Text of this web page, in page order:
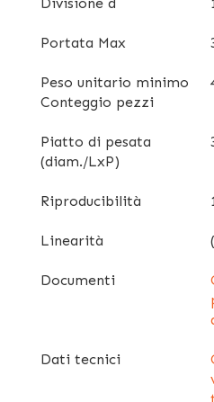
Portata Max
Peso unitario minimo
Conteggio pezzi
Piatto di pesata
(diam./LxP)
Riproducibilità
Linearità
Documenti
Dati tecnici